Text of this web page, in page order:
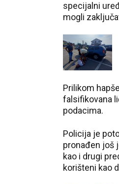
specijalni
mogli
Prilikom
falsifikovana
podacima.
Policija je
pronađen još
kao i drugi
korišteni kao